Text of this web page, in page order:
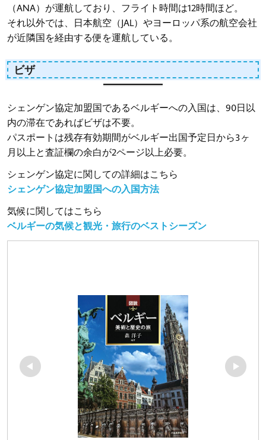
（ANA）が運航しており、フライト時間は12時間ほど。
それ以外では、日本航空（JAL）やヨーロッパ系の航空会社
が近隣国を経由する便を運航している。
ビザ
シェンゲン協定加盟国であるベルギーへの入国は、90日以
内の滞在であればビザは不要。
パスポートは残存有効期間がベルギー出国予定日から3ヶ
月以上と査証欄の余白が2ページ以上必要。
シェンゲン協定に関しての詳細はこちら
シェンゲン協定加盟国への入国方法
気候に関してはこちら
ベルギーの気候と観光・旅行のベストシーズン